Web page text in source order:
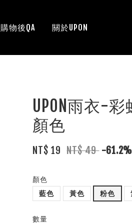
購物後QA 關於UPON
UPON雨衣-
顏色
NT$ 19 NT$ 49 -61.2%
顏色
藍色
黃色 粉色
數量